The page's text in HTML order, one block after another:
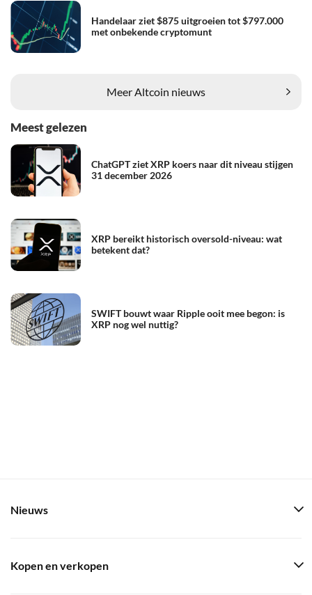
Handelaar ziet $875 uitgroeien tot $797.000
met onbekende cryptomunt
Meer Altcoin nieuws
Meest gelezen
ChatGPT ziet XRP koers naar dit niveau stijgen
31 december 2026
XRP bereikt historisch oversold-niveau: wat
betekent dat?
SWIFT bouwt waar Ripple ooit mee begon: is
XRP nog wel nuttig?
Nieuws
Kopen en verkopen